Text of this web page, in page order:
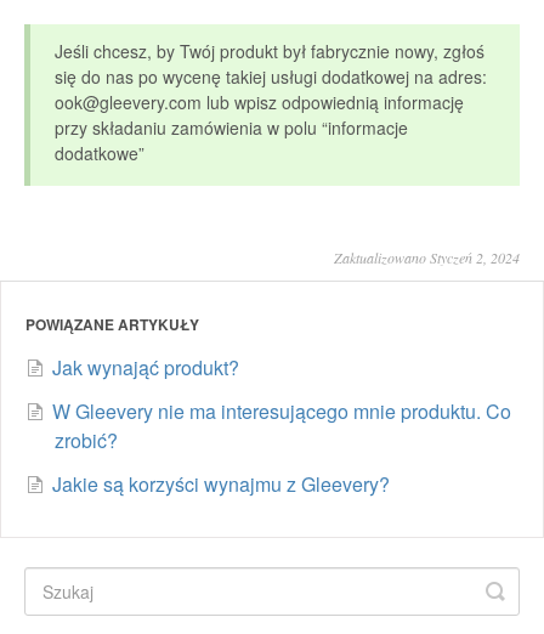
Jeśli chcesz, by Twój produkt był fabrycznie nowy, zgłoś
się do nas po wycenę takiej usługi dodatkowej na adres:
ook@gleevery.com lub wpisz odpowiednią informację
przy składaniu zamówienia w polu “informacje
dodatkowe”
Zaktualizowano Styczeń 2, 2024
POWIĄZANE ARTYKUŁY
Jak wynająć produkt?
W Gleevery nie ma interesującego mnie produktu. Co
zrobić?
Jakie są korzyści wynajmu z Gleevery?